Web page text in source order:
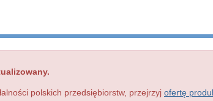
polskich przedsiębiorstw, przejrzyj ofertę